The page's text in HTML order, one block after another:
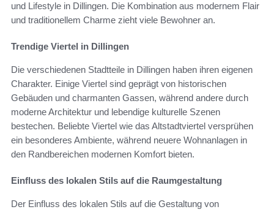
und Lifestyle in Dillingen. Die Kombination aus modernem Flair
und traditionellem Charme zieht viele Bewohner an.
Trendige Viertel in Dillingen
Die verschiedenen Stadtteile in Dillingen haben ihren eigenen
Charakter. Einige Viertel sind geprägt von historischen
Gebäuden und charmanten Gassen, während andere durch
moderne Architektur und lebendige kulturelle Szenen
bestechen. Beliebte Viertel wie das Altstadtviertel versprühen
ein besonderes Ambiente, während neuere Wohnanlagen in
den Randbereichen modernen Komfort bieten.
Einfluss des lokalen Stils auf die Raumgestaltung
Der Einfluss des lokalen Stils auf die Gestaltung von